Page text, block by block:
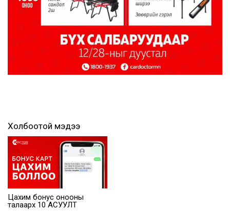
Холбоотой мэдээ
Цахим бонус онооны
талаарх 10 АСУУЛТ